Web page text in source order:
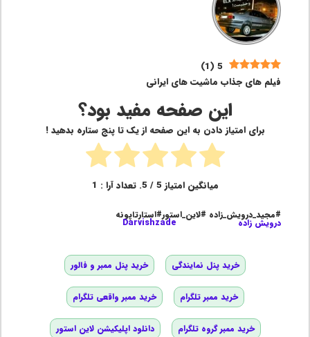
5
(
1
)
فیلم های جذاب ماشیت های ایرانی
این صفحه مفید بود؟
برای امتیاز دادن به این صفحه از یک تا پنج ستاره بدهید !
میانگین امتیاز 5/ 5. تعداد آرا : 1
#مجید_درویش_زاده #لاین_استور#استارتاپونه
درویش زاده Darvishzade
خرید پنل نمایندگی خرید پنل ممبر و فالور
خرید ممبر تلگرام خرید ممبر واقعی تلگرام
خرید ممبر گروه تلگرام دانلود اپلیکیشن لاین استور